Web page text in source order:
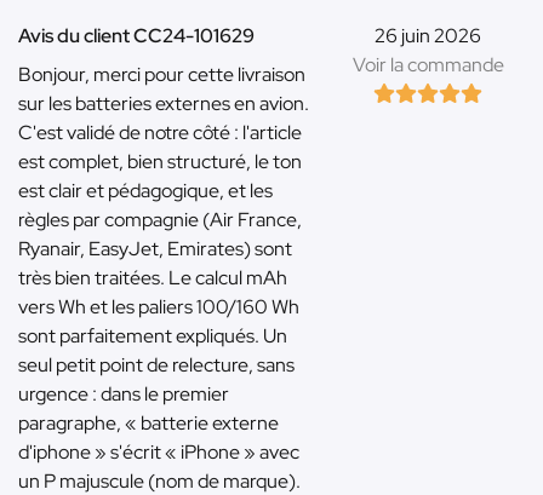
26 juin 2026
Voir la commande
Avis du client CC24-101629
Bonjour, merci pour cette livraison
sur les batteries externes en avion.
C'est validé de notre côté : l'article
est complet, bien structuré, le ton
est clair et pédagogique, et les
règles par compagnie (Air France,
Ryanair, EasyJet, Emirates) sont
très bien traitées. Le calcul mAh
vers Wh et les paliers 100/160 Wh
sont parfaitement expliqués. Un
seul petit point de relecture, sans
urgence : dans le premier
paragraphe, « batterie externe
d'iphone » s'écrit « iPhone » avec
un P majuscule (nom de marque).